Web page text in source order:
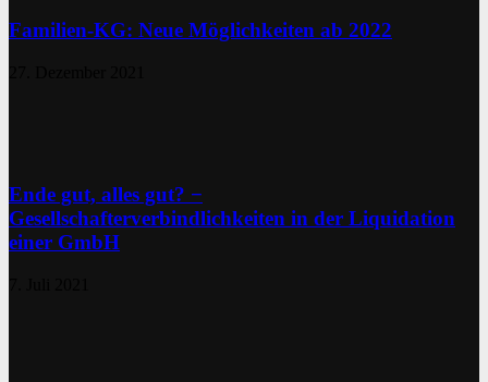
Familien-KG: Neue Möglichkeiten ab 2022
Ende gut, alles gut? −
Gesellschafterverbindlichkeiten in der Liquidation
einer GmbH